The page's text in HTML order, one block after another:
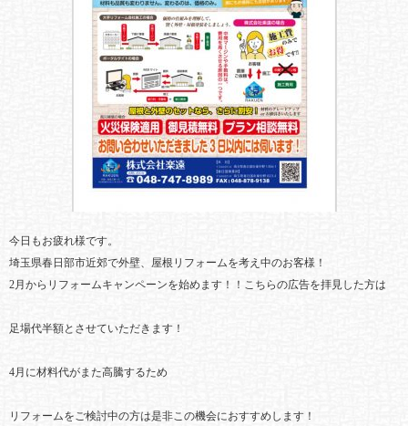
今日もお疲れ様です。
埼玉県春日部市近郊で外壁、屋根リフォームを考え中のお客様！
2月からリフォームキャンペーンを始めます！！こちらの広告を拝見した方は
足場代半額とさせていただきます！
4月に材料代がまた高騰するため
リフォームをご検討中の方は是非この機会におすすめします！